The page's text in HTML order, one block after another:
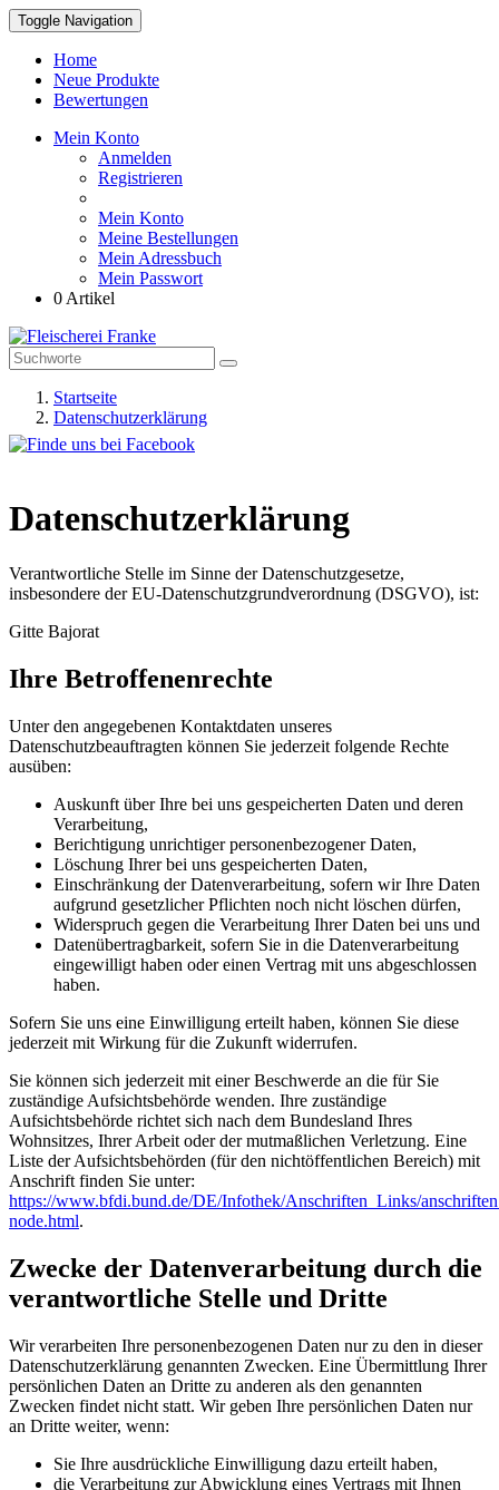
Toggle Navigation
Home
Neue Produkte
Bewertungen
Mein Konto
Anmelden
Registrieren
Mein Konto
Meine Bestellungen
Mein Adressbuch
Mein Passwort
0 Artikel
Startseite
Datenschutzerklärung
Datenschutzerklärung
Verantwortliche Stelle im Sinne der Datenschutzgesetze,
insbesondere der EU-Datenschutzgrundverordnung (DSGVO), ist:
Gitte Bajorat
Ihre Betroffenenrechte
Unter den angegebenen Kontaktdaten unseres
Datenschutzbeauftragten können Sie jederzeit folgende Rechte
ausüben:
Auskunft über Ihre bei uns gespeicherten Daten und deren
Verarbeitung,
Berichtigung unrichtiger personenbezogener Daten,
Löschung Ihrer bei uns gespeicherten Daten,
Einschränkung der Datenverarbeitung, sofern wir Ihre Daten
aufgrund gesetzlicher Pflichten noch nicht löschen dürfen,
Widerspruch gegen die Verarbeitung Ihrer Daten bei uns und
Datenübertragbarkeit, sofern Sie in die Datenverarbeitung
eingewilligt haben oder einen Vertrag mit uns abgeschlossen
haben.
Sofern Sie uns eine Einwilligung erteilt haben, können Sie diese
jederzeit mit Wirkung für die Zukunft widerrufen.
Sie können sich jederzeit mit einer Beschwerde an die für Sie
zuständige Aufsichtsbehörde wenden. Ihre zuständige
Aufsichtsbehörde richtet sich nach dem Bundesland Ihres
Wohnsitzes, Ihrer Arbeit oder der mutmaßlichen Verletzung. Eine
Liste der Aufsichtsbehörden (für den nichtöffentlichen Bereich) mit
Anschrift finden Sie unter:
https://www.bfdi.bund.de/DE/Infothek/Anschriften_Links/
node.html.
Zwecke der Datenverarbeitung durch die
verantwortliche Stelle und Dritte
Wir verarbeiten Ihre personenbezogenen Daten nur zu den in dieser
Datenschutzerklärung genannten Zwecken. Eine Übermittlung Ihrer
persönlichen Daten an Dritte zu anderen als den genannten
Zwecken findet nicht statt. Wir geben Ihre persönlichen Daten nur
an Dritte weiter, wenn:
Sie Ihre ausdrückliche Einwilligung dazu erteilt haben,
die Verarbeitung zur Abwicklung eines Vertrags mit Ihnen